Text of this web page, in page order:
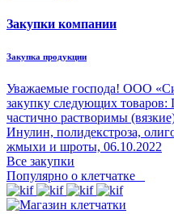
Закупки компании
Закупка продукции
Уважаемые господа! ООО
закупку следующих
частично растворимы
Инулин, полидекстроза,
жмыхи и шроты, 06.10.2022
Все закупки
Популярно о клетчатке